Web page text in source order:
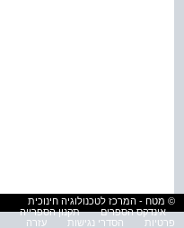
© מטח - המרכז לטכנולוגיה חינוכית
אינדקס הספרים
תקנון הספרייה
פרטיות
הסדרי נגישות עזרה